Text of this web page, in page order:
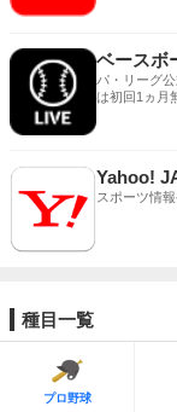
ベースボ
パ・リーグ
は初回1ヵ月
Yahoo!
スポーツ情
種目一覧
プロ野球